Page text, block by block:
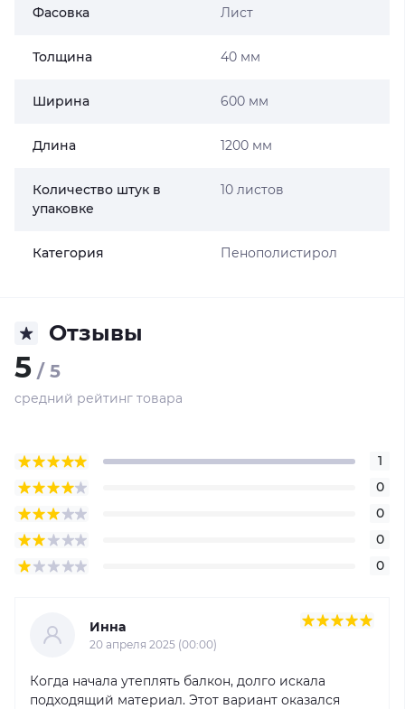
Фасовка Лист
Толщина 40 мм
Ширина 600 мм
Длина 1200 мм
Количество штук в
упаковке
10 листов
Категория Пенополистирол
Отзывы
5 / 5
средний рейтинг товара
1
0
0
0
0
Инна
20 апреля 2025 (00:00)
Когда начала утеплять балкон, долго искала
подходящий материал. Этот вариант оказался